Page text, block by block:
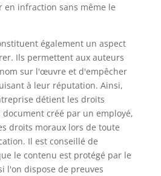
en infraction sans même le
également un aspect
Ils permettent aux auteurs
sur l'œuvre et d'empêcher
à leur réputation. Ainsi,
détient les droits
créé par un employé,
droits moraux lors de toute
Il est conseillé de
le contenu est protégé par le
l'on dispose de preuves